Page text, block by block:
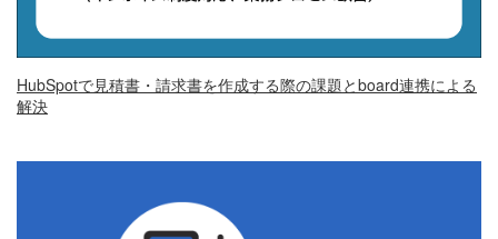
HubSpotで見積書・請求書を作成する際の課題とboard連携による
解決